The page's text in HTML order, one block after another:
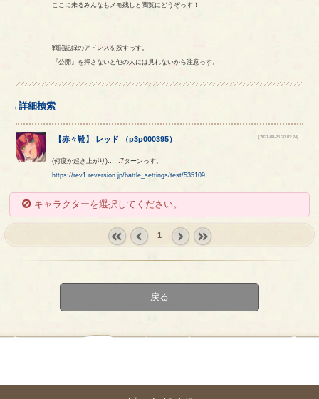
ここに来るみんなもメモ残しと閲覧にどうぞっす！
戦闘記録のアドレスを残すっす。
『公開』を押さないと他の人には見れないから注意っす。
→詳細検索
【赤々靴】 レッド （p3p000395） [2021-08-26 20:03:24]
(何度か起き上がり)……7ターンっす。
https://rev1.reversion.jp/battle_settings/test/535109
キャラクターを選択してください。
1
戻る